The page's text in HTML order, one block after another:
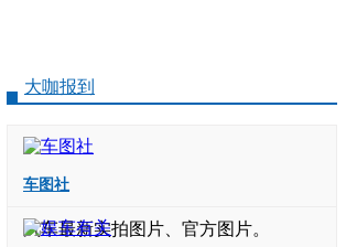
大咖报到
车图社
汽车最新实拍图片、官方图片。